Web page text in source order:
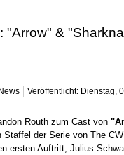
"Arrow" &
Veröffentlicht: Dienstag,
Routh zum Cast von
Staffel der Serie von The
ersten Auftritt, Julius